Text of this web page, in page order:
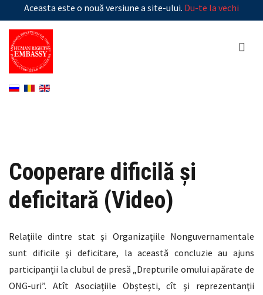
Aceasta este o nouă versiune a site-ului. Du-te la vechi
Cooperare dificilă şi
deficitară (Video)
Relaţiile dintre stat şi Organizaţiile Nonguvernamentale
sunt dificile şi deficitare, la această concluzie au ajuns
participanţii la clubul de presă „Drepturile omului apărate de
ONG-uri”. Atît Asociaţiile Obștești, cît şi reprezentanţii